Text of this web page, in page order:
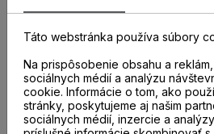
INTEGROVANÁ PODLOŽKA
TRIEDA POUŽITIA
AC5/33
Táto webstránka používa súbory
Na prispôsobenie obsahu a
sociálnych médií a analýzu
cookie. Informácie o tom, ako
stránky, poskytujeme aj našim
sociálnych médií, inzercie a